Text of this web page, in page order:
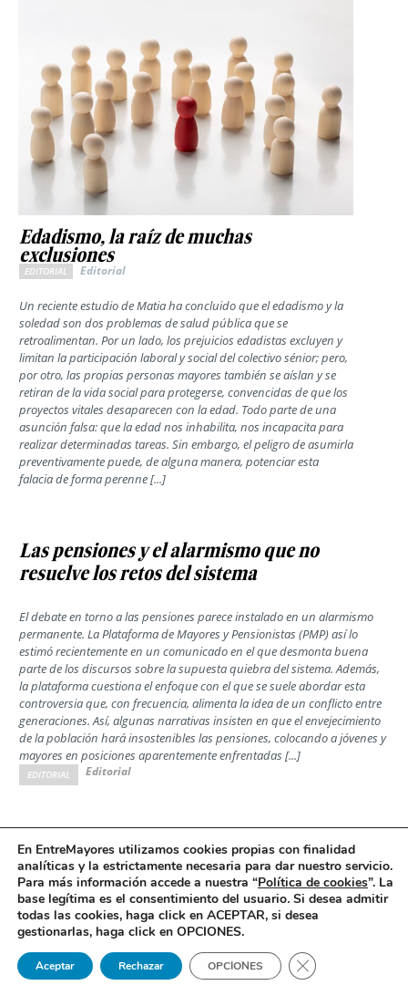
Edadismo, la raíz de muchas
exclusiones
EDITORIAL Editorial
Un reciente estudio de Matia ha concluido que el edadismo y la
soledad son dos problemas de salud pública que se
retroalimentan. Por un lado, los prejuicios edadistas excluyen y
limitan la participación laboral y social del colectivo sénior; pero,
por otro, las propias personas mayores también se aíslan y se
retiran de la vida social para protegerse, convencidas de que los
proyectos vitales desaparecen con la edad. Todo parte de una
asunción falsa: que la edad nos inhabilita, nos incapacita para
realizar determinadas tareas. Sin embargo, el peligro de asumirla
preventivamente puede, de alguna manera, potenciar esta
falacia de forma perenne [...]
Las pensiones y el alarmismo que no
resuelve los retos del sistema
El debate en torno a las pensiones parece instalado en un alarmismo
permanente. La Plataforma de Mayores y Pensionistas (PMP) así lo
estimó recientemente en un comunicado en el que desmonta buena
parte de los discursos sobre la supuesta quiebra del sistema. Además,
la plataforma cuestiona el enfoque con el que se suele abordar esta
controversia que, con frecuencia, alimenta la idea de un conflicto entre
generaciones. Así, algunas narrativas insisten en que el envejecimiento
de la población hará insostenibles las pensiones, colocando a jóvenes y
mayores en posiciones aparentemente enfrentadas [...]
EDITORIAL Editorial
Las familias ante la decisión de la Comisión
Interministerial de Precios del Medicamento
Opinión
Por Jesús Rodrigo, director ejecutivo de la Confederación Española de
Alzheimer y otras Demencias (Ceafa)
En EntreMayores utilizamos cookies propias con finalidad
analíticas y la estrictamente necesaria para dar nuestro servicio.
Para más información accede a nuestra “Política de cookies”. La
base legítima es el consentimiento del usuario. Si desea admitir
todas las cookies, haga click en ACEPTAR, si desea
gestionarlas, haga click en OPCIONES.
Aceptar Rechazar OPCIONES Cerrar el banner